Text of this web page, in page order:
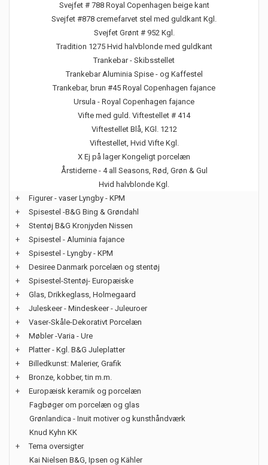
Svejfet # 788 Royal Copenhagen beige kant
Svejfet #878 cremefarvet stel med guldkant Kgl.
Svejfet Grønt # 952 Kgl.
Tradition 1275 Hvid halvblonde med guldkant
Trankebar - Skibsstellet
Trankebar Aluminia Spise - og Kaffestel
Trankebar, brun #45 Royal Copenhagen fajance
Ursula - Royal Copenhagen fajance
Vifte med guld. Viftestellet # 414
Viftestellet Blå, KGl. 1212
Viftestellet, Hvid Vifte Kgl.
X Ej på lager Kongeligt porcelæn
Årstiderne - 4 all Seasons, Rød, Grøn & Gul
Hvid halvblonde Kgl.
+
Figurer - vaser Lyngby - KPM
+
Spisestel -B&G Bing & Grøndahl
+
Stentøj B&G Kronjyden Nissen
+
Spisestel - Aluminia fajance
+
Spisestel - Lyngby - KPM
+
Desiree Danmark porcelæn og stentøj
+
Spisestel-Stentøj- Europæiske
+
Glas, Drikkeglass, Holmegaard
+
Juleskeer - Mindeskeer - Juleuroer
+
Vaser-Skåle-Dekorativt Porcelæn
+
Møbler -Varia - Ure
+
Platter - Kgl. B&G Juleplatter
+
Billedkunst: Malerier, Grafik
+
Bronze, kobber, tin m.m.
+
Europæisk keramik og porcelæn
Fagbøger om porcelæn og glas
Grønlandica - Inuit motiver og kunsthåndværk
Knud Kyhn KK
+
Tema oversigter
Kai Nielsen B&G, Ipsen og Kähler